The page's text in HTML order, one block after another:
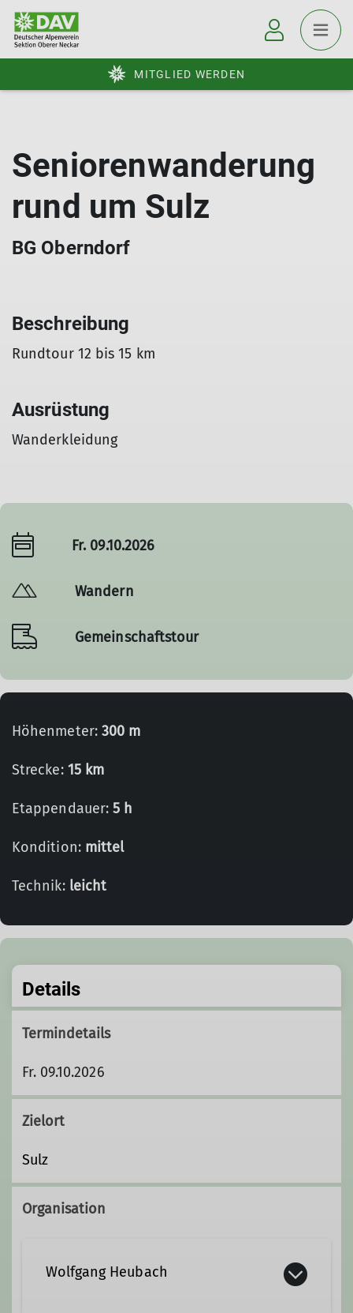
MITGLIED WERDEN
Seniorenwanderung
rund um Sulz
BG Oberndorf
Beschreibung
Rundtour 12 bis 15 km
Ausrüstung
Wanderkleidung
Fr. 09.10.2026
Wandern
Gemeinschaftstour
Höhenmeter: 300 m
Strecke: 15 km
Etappendauer:5 h
Kondition: mittel
Technik: leicht
Details
Termindetails
Fr. 09.10.2026
Zielort
Sulz
Organisation
Wolfgang Heubach